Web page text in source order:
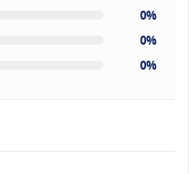
0%
0%
0%